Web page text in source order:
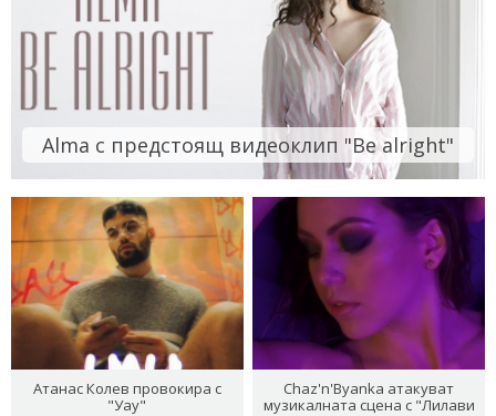
Alma с предстоящ видеоклип "Be alright"
Атанас Колев провокира с
"Уау"
Chaz'n'Byanka атакуват
музикалната сцена с "Лилави